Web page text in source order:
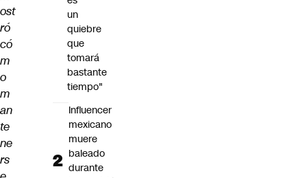
ost
ró
có
m
o
m
an
te
ne
rs
un
quiebre
que
tomará
bastante
tiempo"
Influencer
mexicano
muere
baleado
durante